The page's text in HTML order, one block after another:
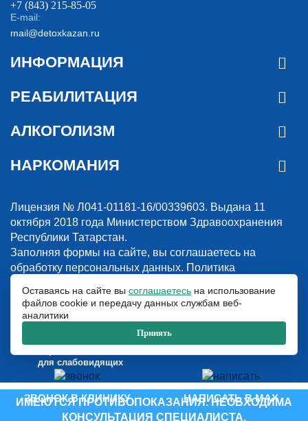
+7 (843) 215-85-05
E-mail:
mail@detoxkazan.ru
ИНФОРМАЦИЯ
РЕАБИЛИТАЦИЯ
АЛКОГОЛИЗМ
НАРКОМАНИЯ
Лицензия № Л041-01181-16/00339603. Выдана 11
октября 2018 года Министерством Здравоохранения
Республики Татарстан.
Заполняя формы на сайте, вы соглашаетесь на
обработку персональных данных. Политика
© 2018-2026. Наркологическая клиника “Detox”. Все права защищены.
Указанные на сайте цены и информация имеют информационный
характер и не являются публичной офертой.
ООО «Детокс», ИНН 1660311156, ОГРН 1181690030708
для слабовидящих
ИМЕЮТСЯ ПРОТИВОПОКАЗАНИЯ. НЕОБХОДИМА
КОНСУЛЬТАЦИЯ СПЕЦИАЛИСТА.
ЗВОНОК В КЛИНИКУ НАПИСАТЬ В MAX
Оставаясь на сайте вы соглашаетесь на использование
файлов cookie и передачу данных службам веб-
аналитики
Принять